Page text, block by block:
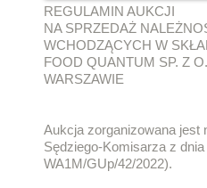
REGULAMIN AUKCJI
NA SPRZEDAŻ
WCHODZĄCYCH W
FOOD QUANTUM SP. Z
WARSZAWIE
Aukcja zorganizowana jest
Sędziego-Komisarza z
WA1M/GUp/42/2022).